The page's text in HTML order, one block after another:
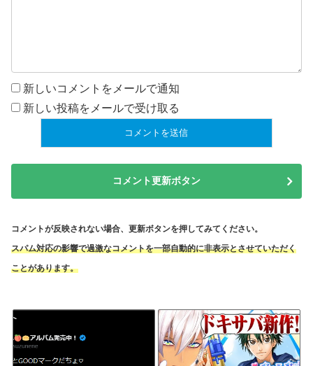
新しいコメントをメールで通知
新しい投稿をメールで受け取る
コメント更新ボタン
コメントが反映されない場合、更新ボタンを押してみてください。
スパム対応の影響で過激なコメントを一部自動的に非表示とさせていただく
ことがあります。